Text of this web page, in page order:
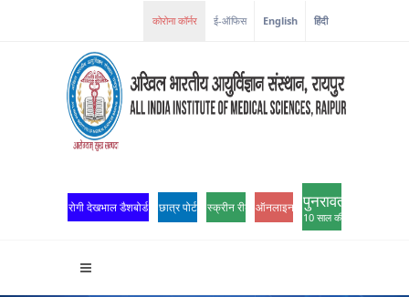
ई-ऑफिस English हिंदी
रोगी देखभाल डैशबोर्ड छात्र पोर्टल स्क्रीन रीडर एक्सेसऑनलाइन ओपीडी पंजीकरण
पुनरावर्तन
10 साल की उत्कृष्टता